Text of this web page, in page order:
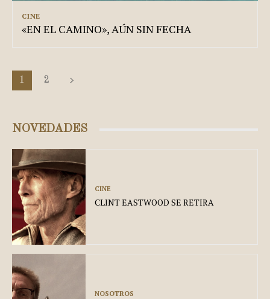
CINE
«EN EL CAMINO», AÚN SIN FECHA
1 2
NOVEDADES
CINE
CLINT EASTWOOD SE RETIRA
NOSOTROS